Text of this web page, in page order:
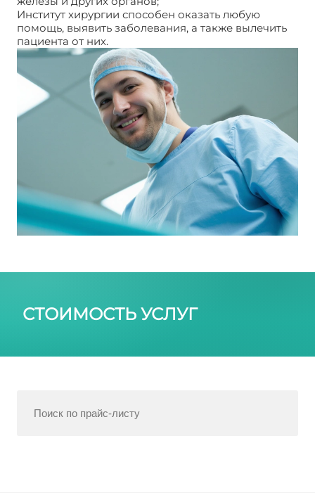
Институт хирургии способен оказать любую
помощь, выявить заболевания, а также вылечить
пациента от них.
СТОИМОСТЬ УСЛУГ